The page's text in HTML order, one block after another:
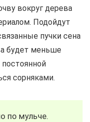
вокруг дерева
Подойдут
пучки сена
будет меньше
сорняками.
по мульче.